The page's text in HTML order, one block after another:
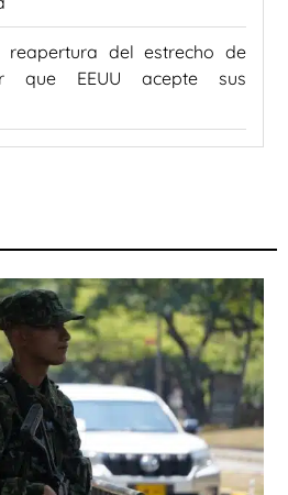
del estrecho de
que EEUU acepte sus